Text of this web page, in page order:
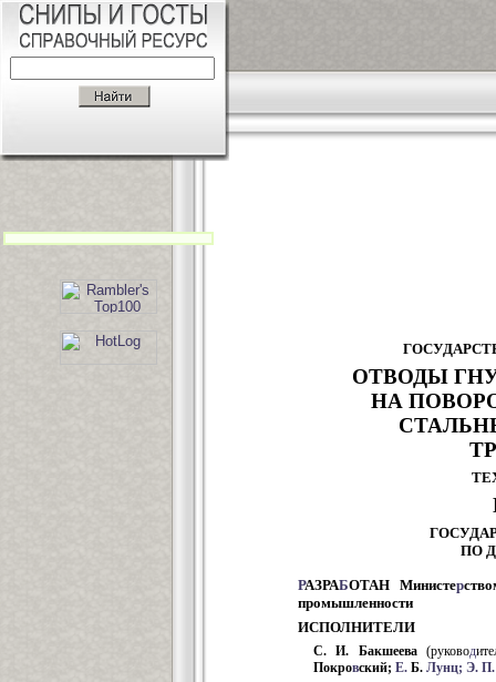
ОТВОДЫ
НА
ПО
РАЗРАБОТАН Министер
промышленности
ИСПОЛНИТЕЛИ
С. И. Бакшеева(руковод
Покровский; Е. Б. Лунц; Э. П.